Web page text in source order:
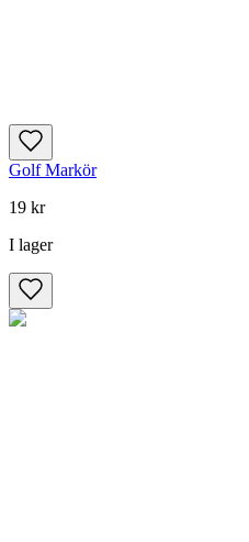
Golf Markör
19 kr
I lager